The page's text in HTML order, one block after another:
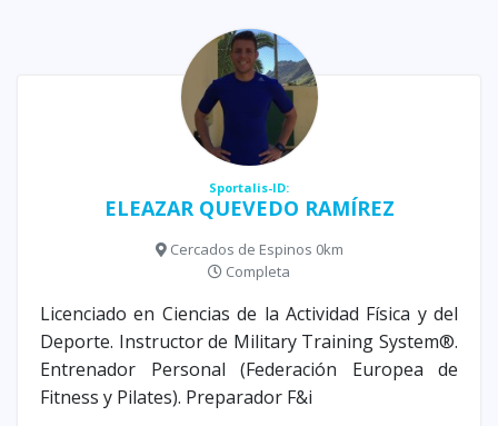
Sportalis-ID:
ELEAZAR QUEVEDO RAMÍREZ
Cercados de Espinos 0km
Completa
Licenciado en Ciencias de la Actividad Física y del
Deporte. Instructor de Military Training System®.
Entrenador Personal (Federación Europea de
Fitness y Pilates). Preparador F&i